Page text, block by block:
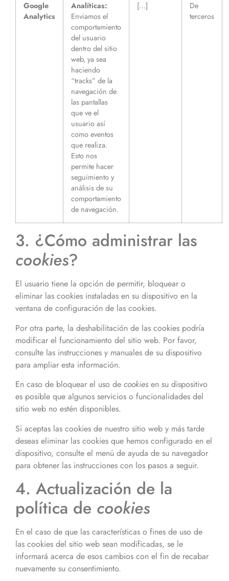
Google
Analytics
Analíticas:
Enviamos el
comportamiento
del usuario
dentro del sitio
web, ya sea
haciendo
“tracks” de la
navegación de
las pantallas
que ve el
usuario así
como eventos
que realiza.
Esto nos
permite hacer
seguimiento y
análisis de su
comportamiento
de navegación.
[…]
De
terceros
3. ¿Cómo administrar las
cookies?
El usuario tiene la opción de permitir, bloquear o
eliminar las cookies instaladas en su dispositivo en la
ventana de configuración de las cookies.
Por otra parte, la deshabilitación de las cookies podría
modificar el funcionamiento del sitio web. Por favor,
consulte las instrucciones y manuales de su dispositivo
para ampliar esta información.
En caso de bloquear el uso de cookies en su dispositivo
es posible que algunos servicios o funcionalidades del
sitio web no estén disponibles.
Si aceptas las cookies de nuestro sitio web y más tarde
deseas eliminar las cookies que hemos configurado en el
dispositivo, consulte el menú de ayuda de su navegador
para obtener las instrucciones con los pasos a seguir.
4. Actualización de la
política de cookies
En el caso de que las características o fines de uso de
las cookies del sitio web sean modificadas, se le
informará acerca de esos cambios con el fin de recabar
nuevamente su consentimiento.